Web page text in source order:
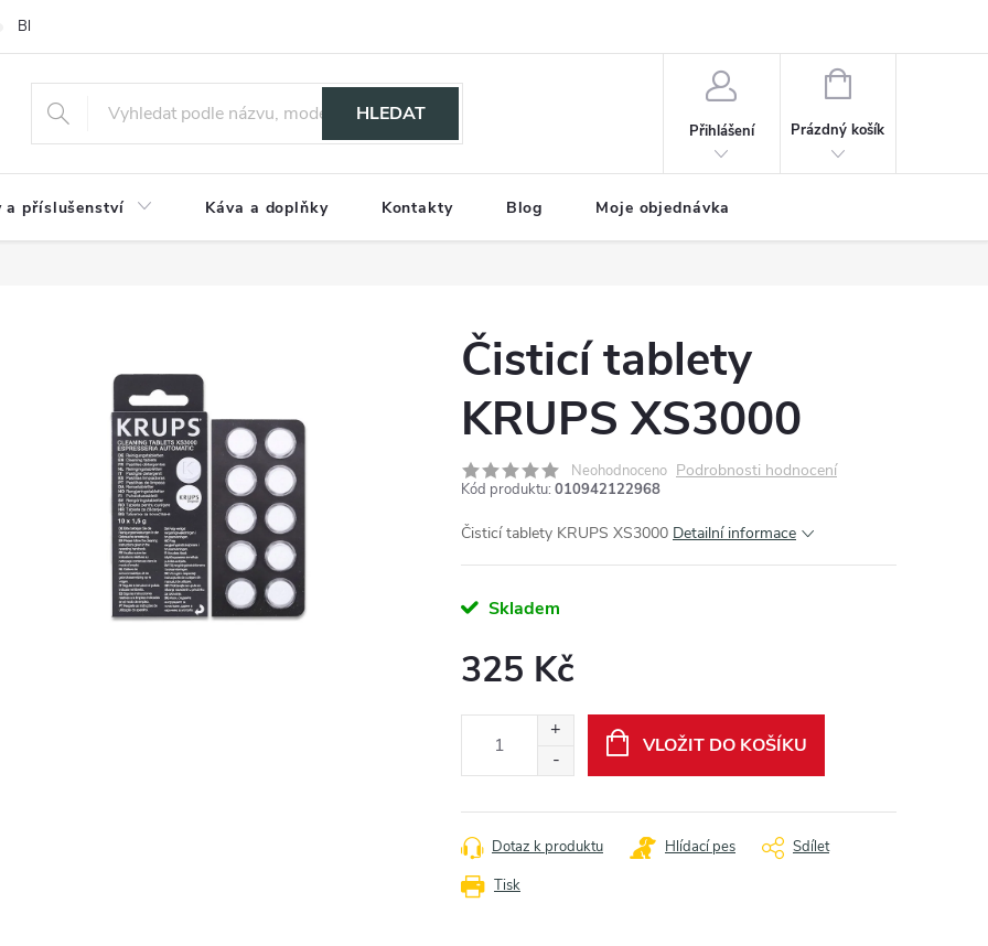
Blog
HLEDAT
Přihlášení
NÁKUPNÍ
Prázdný košík
a příslušenství Káva a doplňky Kontakty Blog Moje objednávka
Čisticí tablety
KRUPS XS3000
Neohodnoceno Podrobnosti hodnocení
Kód produktu: 010942122968
Čisticí tablety KRUPS XS3000 Detailní informace
Skladem
325 Kč
VLOŽIT DO KOŠÍKU
Tisk
Dotaz k produktu Hlídací pes Sdílet